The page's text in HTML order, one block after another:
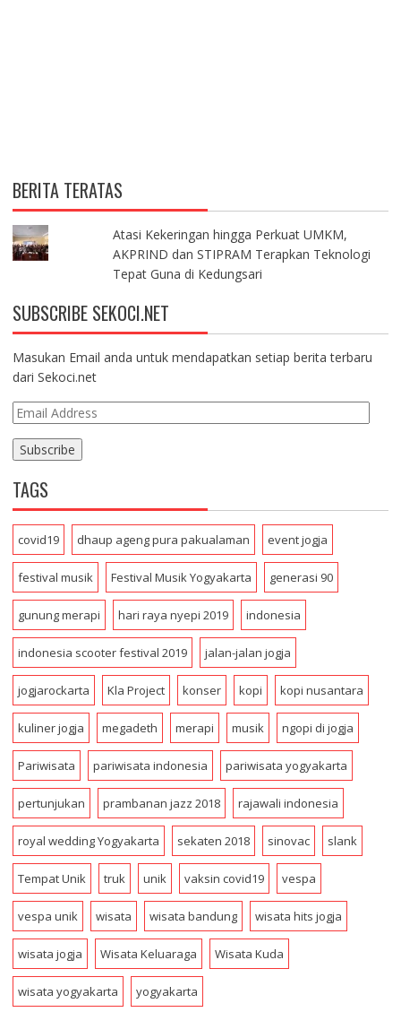
BERITA TERATAS
Atasi Kekeringan hingga Perkuat UMKM,
AKPRIND dan STIPRAM Terapkan Teknologi
Tepat Guna di Kedungsari
SUBSCRIBE SEKOCI.NET
Masukan Email anda untuk mendapatkan setiap berita terbaru
dari Sekoci.net
E
l
A
d
d
r
e
s
TAGS
covid19 dhaup ageng pura pakualaman event jogja
festival musik Festival Musik Yogyakarta generasi 90
gunung merapi hari raya nyepi 2019 indonesia
indonesia scooter festival 2019 jalan-jalan jogja
jogjarockarta Kla Project konser kopi kopi nusantara
kuliner jogja megadeth merapi musik ngopi di jogja
Pariwisata pariwisata indonesia pariwisata yogyakarta
pertunjukan prambanan jazz 2018 rajawali indonesia
royal wedding Yogyakarta sekaten 2018 sinovac slank
Tempat Unik truk unik vaksin covid19 vespa
vespa unik wisata wisata bandung wisata hits jogja
wisata jogja Wisata Keluaraga Wisata Kuda
wisata yogyakarta yogyakarta